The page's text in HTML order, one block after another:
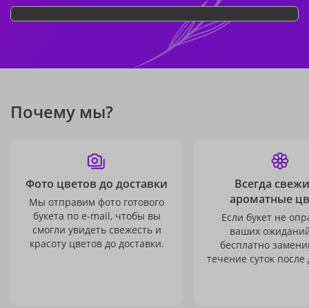
Почему мы?
Фото цветов до доставки
Мы отправим фото готового
букета по e-mail, чтобы вы
смогли увидеть свежесть и
красоту цветов до доставки.
Всегда
ароматные
Если букет не
ваших
бесплатно
течение суток после